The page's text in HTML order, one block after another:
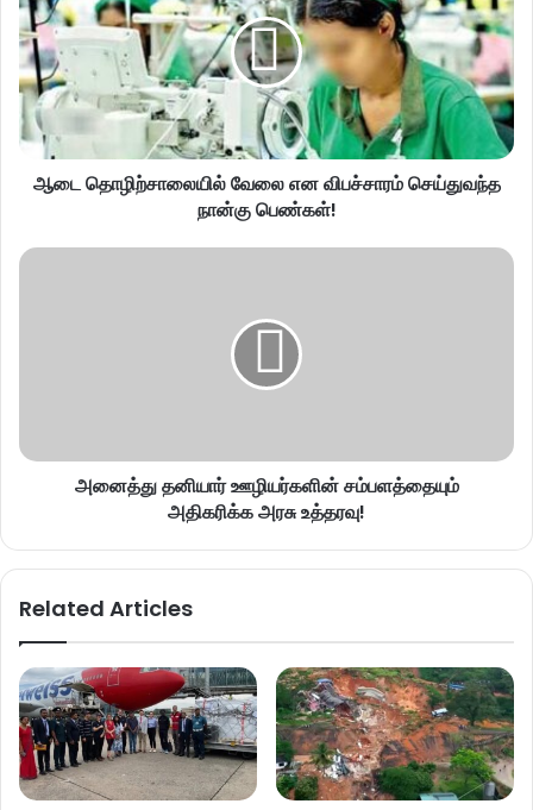
ஆடை தொழிற்சாலையில் வேலை என விபச்சாரம் செய்துவந்த
நான்கு பெண்கள்!
அனைத்து தனியார் ஊழியர்களின் சம்பளத்தையும்
அதிகரிக்க அரசு உத்தரவு!
Related Articles